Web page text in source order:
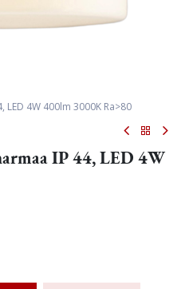
LED 4W 400lm 3000K Ra>80
IP 44, LED 4W